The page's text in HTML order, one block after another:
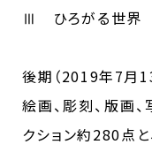
Ⅲ ひろがる世界
後期（2019年7月
絵画、彫刻、版画
クション約280点